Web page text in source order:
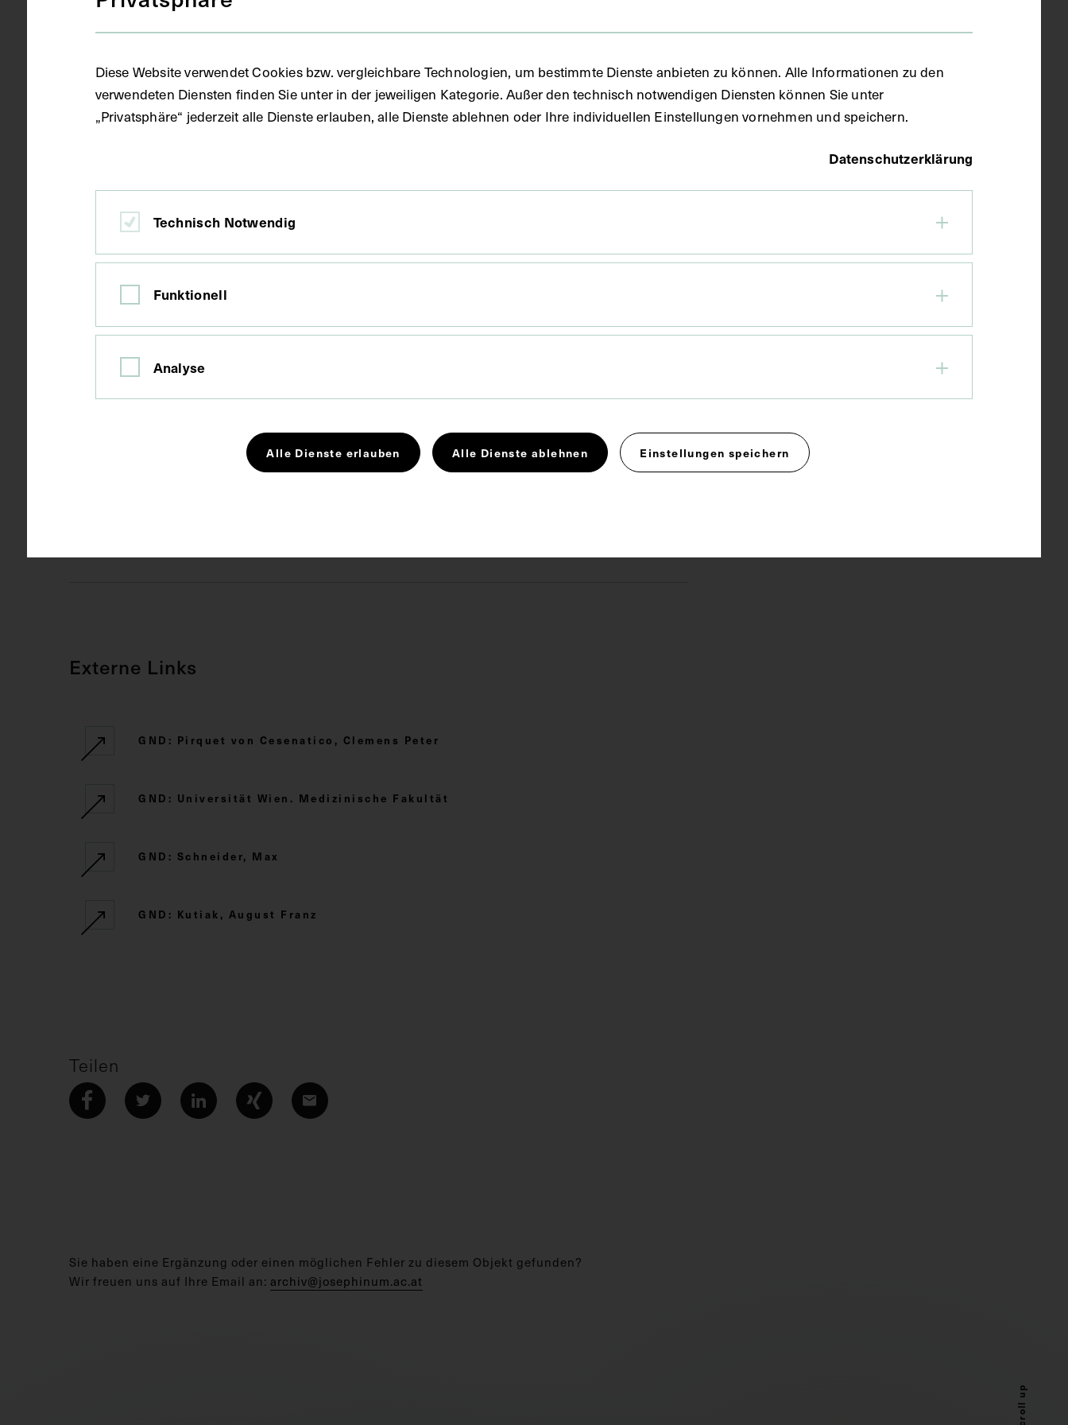
Datierung
Wien
Kurzbeschreibung
Naturforscher und Ärzte Österreichs vertrieben.
Arzt Immunologie Pädiatrie
Externe Links
GND: Pirquet von Cesenatico, Clemens Peter
GND: Universität Wien. Medizinische Fakultät
GND: Schneider, Max
GND: Kutiak, August Franz
Teilen
Sie haben eine Ergänzung oder einen möglichen Fehler zu diesem Objekt gefunden?
Wir freuen uns auf Ihre Email an: archiv@josephinum.ac.at
Scroll up
Diese Website verwendet Cookies bzw. vergleichbare Technologien, um bestimmte Dienste anbieten zu können. Alle Informationen zu den
verwendeten Diensten finden Sie unter in der jeweiligen Kategorie. Außer den technisch notwendigen Diensten können Sie unter
„Privatsphäre“ jederzeit alle Dienste erlauben, alle Dienste ablehnen oder Ihre individuellen Einstellungen vornehmen und speichern.
Datenschutzerklärung
Technisch Notwendig
Funktionell
Analyse
Alle Dienste erlauben Alle Dienste ablehnen Einstellungen speichern